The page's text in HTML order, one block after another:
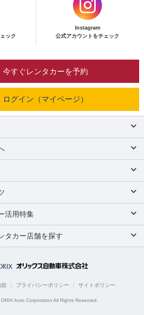
ック
Instagram
公式アカウントをチェック
今すぐレンタカーを予約
ログイン（マイページ）
活用特集
タカー店舗を探す
款 プライバシーポリシー サイトポリシー
Auto Corporation All Rights Reserved.